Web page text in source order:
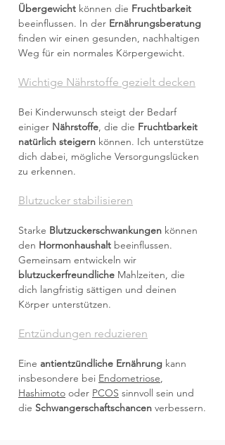
Übergewicht können die Fruchtbarkeit
beeinflussen. In der Ernährungsberatung
finden wir einen gesunden, nachhaltigen
Weg für ein normales Körpergewicht.
Wichtige Nährstoffe gezielt decken
Bei Kinderwunsch steigt der Bedarf
einiger Nährstoffe, die die Fruchtbarkeit
natürlich steigern können. Ich unterstütze
dich dabei, mögliche Versorgungslücken
zu erkennen.
Blutzucker stabilisieren
Starke Blutzuckerschwankungen können
den Hormonhaushalt beeinflussen.
Gemeinsam entwickeln wir
blutzuckerfreundliche Mahlzeiten, die
dich langfristig sättigen und deinen
Körper unterstützen.
Entzündungen reduzieren
Eine antientzündliche Ernährung kann
insbesondere bei Endometriose,
Hashimoto oder PCOS sinnvoll sein und
die Schwangerschaftschancen verbessern.